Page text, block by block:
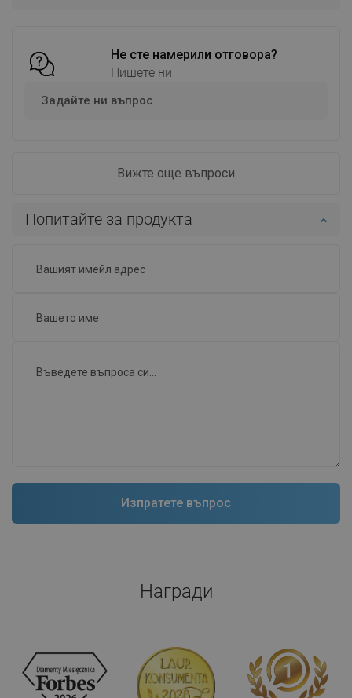
Не сте намерили отговора?
Пишете ни
Задайте ни въпрос
Вижте още въпроси
Попитайте за продукта
Награди